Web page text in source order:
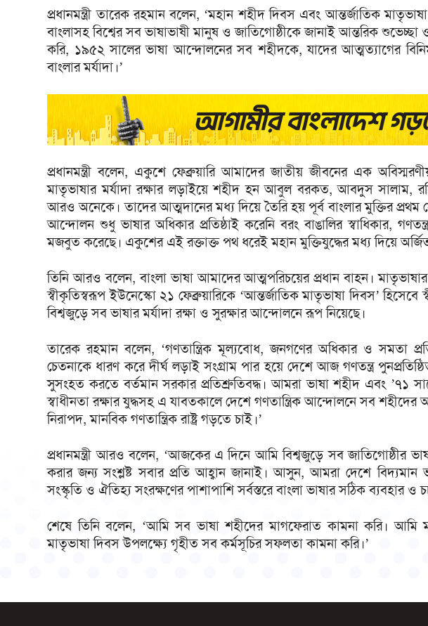
প্রধানমন্ত্রী তারেক রহমান বলেন, ‘মহান শহীদ দিবস এবং আন্তর্জাতিক
বাংলাসহ বিশ্বের সব ভাষাভাষী মানুষ ও জাতিগোষ্ঠীকে জানাই আন্তরিক
করি, ১৯৫২ সালের ভাষা আন্দোলনের সব শহীদকে, যাদের আত্মত্যাগের
বাংলার মর্যাদা।’
প্রধানমন্ত্রী বলেন, একুশে ফেব্রুয়ারি আমাদের জাতীয় জীবনের এক
মাতৃভাষার মর্যাদা রক্ষার লড়াইয়ে শহীদ হন আবুল বরকত, আবদুস সালাম,
আরও অনেকে। তাদের আত্মদানের মধ্য দিয়ে তৈরি হয় পূর্ব বাংলার মুক্তির প্রথম
আন্দোলন শুধু ভাষার অধিকার প্রতিষ্ঠাই করেনি বরং বাঙালির স্বাধিকার,
মজবুত করেছে। একুশের এই রক্তাক্ত পথ ধরেই মহান মুক্তিযুদ্ধের মধ্য দিয়ে অর্জিত
তিনি আরও বলেন, বাংলা ভাষা আমাদের আত্মপরিচয়ের প্রধান বাহন।
স্বীকৃতিস্বরূপ ইউনেস্কো ২১ ফেব্রুয়ারিকে ‘আন্তর্জাতিক মাতৃভাষা দিবস’
বিশ্বজুড়ে সব ভাষার মর্যাদা রক্ষা ও সুরক্ষার আন্দোলনে রূপ নিয়েছে।
তারেক রহমান বলেন, ‘গণতান্ত্রিক মূল্যবোধ, জনগণের অধিকার ও সমতা
চেতনাকে ধারণ করে দীর্ঘ লড়াই সংগ্রাম পার হয়ে দেশে আজ গণতন্ত্র
সুসংহত করতে বর্তমান সরকার প্রতিশ্রুতিবদ্ধ। আমরা ভাষা শহীদ এবং ’৭১
স্বাধীনতা রক্ষার যুদ্ধসহ এ যাবতকালে দেশে গণতান্ত্রিক আন্দোলনে সব শহীদের
নিরাপদ, মানবিক গণতান্ত্রিক রাষ্ট্র গড়তে চাই।’
প্রধানমন্ত্রী আরও বলেন, ‘আজকের এ দিনে আমি বিশ্বজুড়ে সব জাতিগোষ্ঠীর
করার জন্য সংশ্লষ্ট সবার প্রতি আহ্বান জানাই। আসুন, আমরা দেশে বিদ্যমান
সংস্কৃতি ও ঐতিহ্য সংরক্ষণের পাশাপাশি সর্বস্তরে বাংলা ভাষার সঠিক ব্যবহার ও
শেষে তিনি বলেন, ‘আমি সব ভাষা শহীদের মাগফেরাত কামনা করি। আমি
মাতৃভাষা দিবস উপলক্ষ্যে গৃহীত সব কর্মসূচির সফলতা কামনা করি।’